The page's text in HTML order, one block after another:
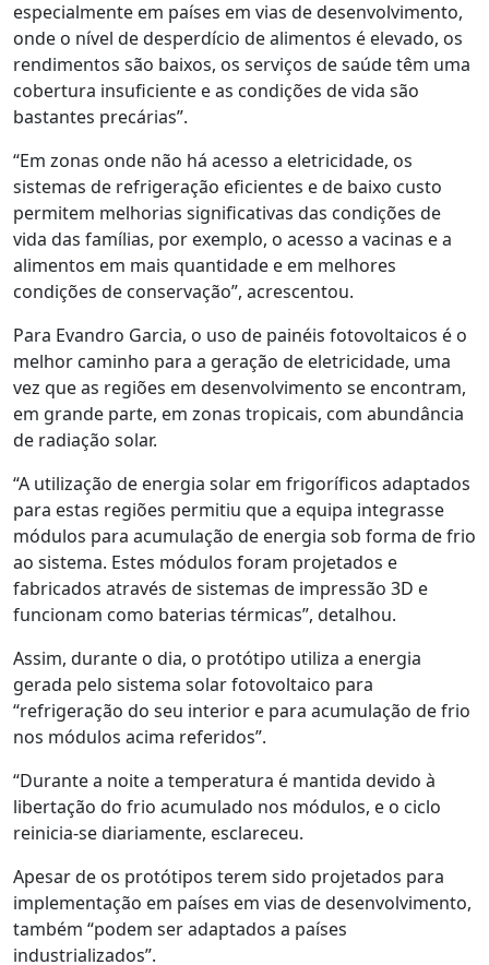
especialmente em países em vias de desenvolvimento,
onde o nível de desperdício de alimentos é elevado, os
rendimentos são baixos, os serviços de saúde têm uma
cobertura insuficiente e as condições de vida são
bastantes precárias”.
“Em zonas onde não há acesso a eletricidade, os
sistemas de refrigeração eficientes e de baixo custo
permitem melhorias significativas das condições de
vida das famílias, por exemplo, o acesso a vacinas e a
alimentos em mais quantidade e em melhores
condições de conservação”, acrescentou.
Para Evandro Garcia, o uso de painéis fotovoltaicos é o
melhor caminho para a geração de eletricidade, uma
vez que as regiões em desenvolvimento se encontram,
em grande parte, em zonas tropicais, com abundância
de radiação solar.
“A utilização de energia solar em frigoríficos adaptados
para estas regiões permitiu que a equipa integrasse
módulos para acumulação de energia sob forma de frio
ao sistema. Estes módulos foram projetados e
fabricados através de sistemas de impressão 3D e
funcionam como baterias térmicas”, detalhou.
Assim, durante o dia, o protótipo utiliza a energia
gerada pelo sistema solar fotovoltaico para
“refrigeração do seu interior e para acumulação de frio
nos módulos acima referidos”.
“Durante a noite a temperatura é mantida devido à
libertação do frio acumulado nos módulos, e o ciclo
reinicia-se diariamente, esclareceu.
Apesar de os protótipos terem sido projetados para
implementação em países em vias de desenvolvimento,
também “podem ser adaptados a países
industrializados”.